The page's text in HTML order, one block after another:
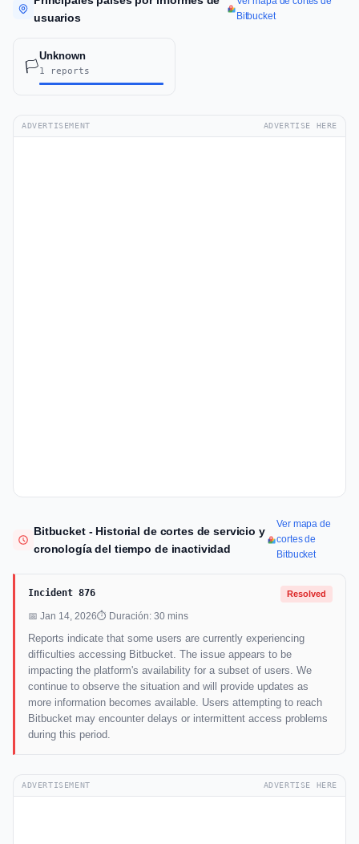
usuarios
Bitbucket
🏳️
Unknown
1 reports
ADVERTISEMENT ADVERTISE HERE
Bitbucket - Historial de cortes de servicio y
cronología del tiempo de inactividad
Ver mapa de
cortes de
Bitbucket
Incident 876 Resolved
📅 Jan 14, 2026⏱ Duración: 30 mins
Reports indicate that some users are currently experiencing
difficulties accessing Bitbucket. The issue appears to be
impacting the platform's availability for a subset of users. We
continue to observe the situation and will provide updates as
more information becomes available. Users attempting to reach
Bitbucket may encounter delays or intermittent access problems
during this period.
ADVERTISEMENT ADVERTISE HERE